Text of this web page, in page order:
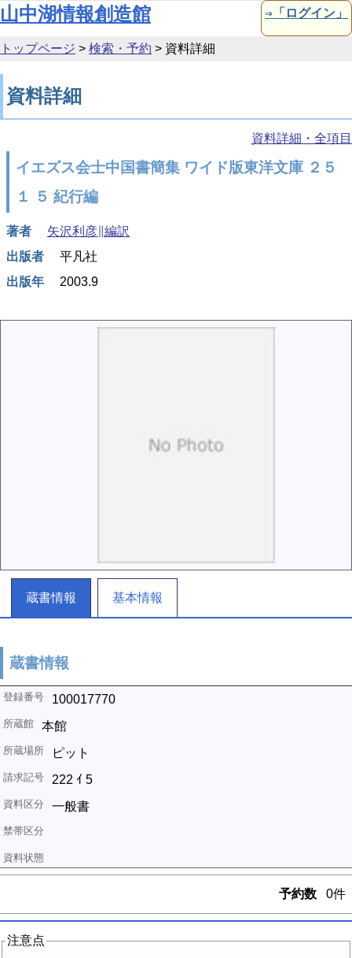
本文へ移動
山中湖情報創造館 ⇒「ログイン」
トップページ > 検索・予約 > 資料詳細
資料詳細
資料詳細・全項目
イエズス会士中国書簡集 ワイド版東洋文庫 ２５
１ ５ 紀行編
著者
矢沢利彦∥編訳
出版者
平凡社
出版年
2003.9
蔵書情報 基本情報
蔵書情報
100017770
本館
ピット
222 ｲ 5
一般書
予約数 0件
注意点